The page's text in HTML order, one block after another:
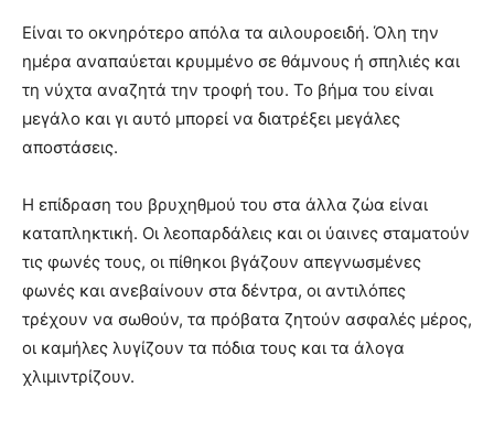
Είναι το οκνηρότερο απόλα τα αιλουροειδή. Όλη την
ημέρα αναπαύεται κρυμμένο σε θάμνους ή σπηλιές και
τη νύχτα αναζητά την τροφή του. Το βήμα του είναι
μεγάλο και γι αυτό μπορεί να διατρέξει μεγάλες
αποστάσεις.
Η επίδραση του βρυχηθμού του στα άλλα ζώα είναι
καταπληκτική. Οι λεοπαρδάλεις και οι ύαινες σταματούν
τις φωνές τους, οι πίθηκοι βγάζουν απεγνωσμένες
φωνές και ανεβαίνουν στα δέντρα, οι αντιλόπες
τρέχουν να σωθούν, τα πρόβατα ζητούν ασφαλές μέρος,
οι καμήλες λυγίζουν τα πόδια τους και τα άλογα
χλιμιντρίζουν.